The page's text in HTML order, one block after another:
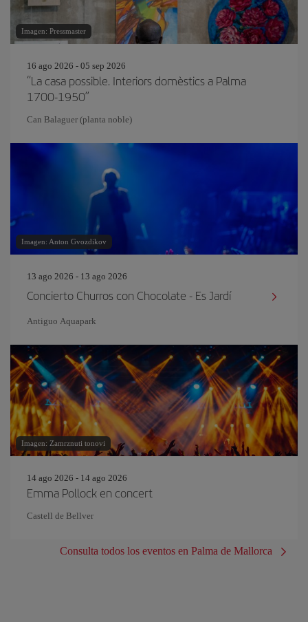
Imagen: Pressmaster
16 ago 2026 - 05 sep 2026
“La casa possible. Interiors domèstics a Palma
1700-1950”
Can Balaguer (planta noble)
Imagen: Anton Gvozdikov
13 ago 2026 - 13 ago 2026
Concierto Churros con Chocolate - Es Jardí
Antiguo Aquapark
Imagen: Zamrznuti tonovi
14 ago 2026 - 14 ago 2026
Emma Pollock en concert
Castell de Bellver
Consulta todos los eventos en Palma de Mallorca